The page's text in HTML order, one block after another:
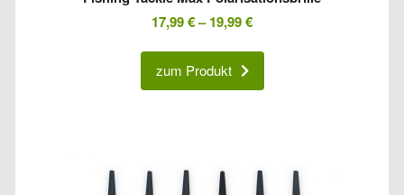
17,99€–19,99€
zum Produkt